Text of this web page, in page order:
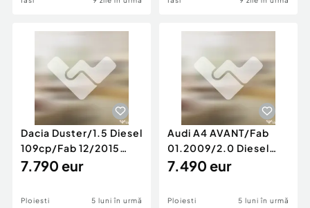
Dacia Duster/1.5 Diesel
109cp/Fab 12/2015
/Euro 5/GARANTIE 12
7.790 eur
Ploiesti 5 luni în urmă
Audi A4 AVANT/Fab
01.2009/2.0 Diesel
140cp/Posibilitate
7.490 eur
Ploiesti 5 luni în urmă